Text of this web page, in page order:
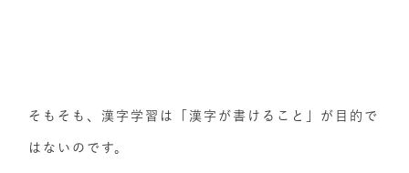
そもそも、漢字学習は「漢字が書けること」が目的で
はないのです。